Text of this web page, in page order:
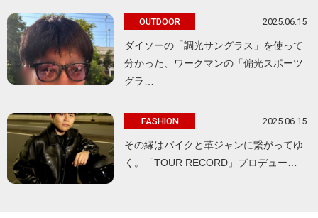
OUTDOOR 2025.06.15
ダイソーの「調光サングラス」を使って
分かった、ワークマンの「偏光スポーツ
グラ…
FASHION 2025.06.15
その縁はバイクと革ジャンに繋がってゆ
く。「TOUR RECORD」プロデュー…